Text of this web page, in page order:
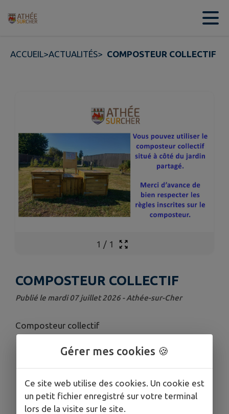
Contenu
ACCUEIL>ACTUALITÉS> COMPOSTEUR COLLECTIF
1 / 1
COMPOSTEUR COLLECTIF
Publié le mardi 07 juillet 2026 - Athée-sur-Cher
Composteur collectif
Gérer mes cookies 🍪
Ce site web utilise des cookies. Un cookie est
un petit fichier enregistré sur votre terminal
lors de la visite sur le site.